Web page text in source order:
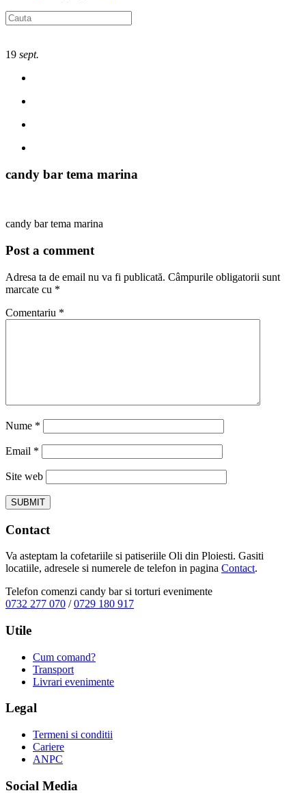
19 sept.
candy bar tema marina
candy bar tema marina
Post a comment
Adresa ta de email nu va fi publicată. Câmpurile obligatorii sunt
marcate cu *
Comentariu *
Nume *
Email *
Site web
Contact
Va asteptam la cofetariile si patiseriile Oli din Ploiesti. Gasiti
locatiile, adresele si numerele de telefon in pagina Contact.
Telefon comenzi candy bar si torturi evenimente
0732 277 070 /0729 180 917
Utile
Cum comand?
Transport
Livrari evenimente
Legal
Termeni si conditii
Cariere
ANPC
Social Media